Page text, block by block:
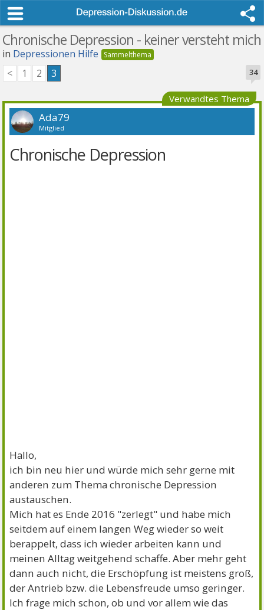
Chronische Depression - keiner versteht mich
in Depressionen Hilfe
34
< 1 2 3
Verwandtes Thema
Ada79
Mitglied
Chronische Depression
Hallo,
ich bin neu hier und würde mich sehr gerne mit
anderen zum Thema chronische Depression
austauschen.
Mich hat es Ende 2016 "zerlegt" und habe mich
seitdem auf einem langen Weg wieder so weit
berappelt, dass ich wieder arbeiten kann und
meinen Alltag weitgehend schaffe. Aber mehr geht
dann auch nicht, die Erschöpfung ist meistens groß,
der Antrieb bzw. die Lebensfreude umso geringer.
Ich frage mich schon, ob und vor allem wie das